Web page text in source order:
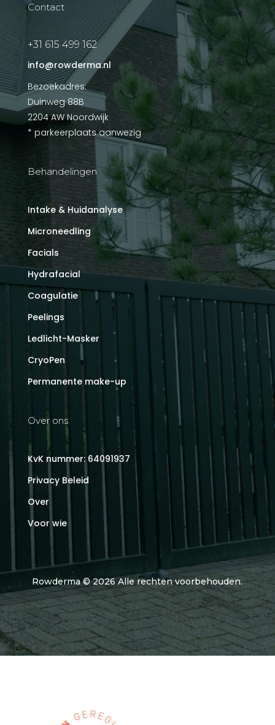
Contact
+31 615 499 162
info@rowderma.nl
Bezoekadres:
Duinweg 88B
2204 AW Noordwijk
* parkeerplaats aanwezig
Behandelingen
Intake & Huidanalyse
Microneedling
Facials
Hydrafacial
Coagulatie
Peelings
Ledlicht-Masker
CryoPen
Permanente make-up
Over ons
KvK nummer: 64091937
Privacy Beleid
Over
Voor wie
Rowderma © 2026 Alle rechten voorbehouden.